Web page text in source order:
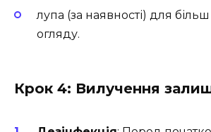
лупа (за наявності) для
огляду.
Крок 4: Вилучення